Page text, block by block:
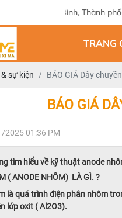
Thành phố Hồ Chí Minh
TRANG
sự kiện BÁO GIÁ Dây
BÁO GIÁ
2025 01:36 PM
tìm hiểu về kỹ thuật anode
( ANODE NHÔM) LÀ GÌ. ?
là quá trình điện phân nhôm
lớp oxit ( Al2O3).